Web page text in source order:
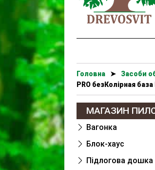
Головна ➤ Засоби
PRO безКолірная
МАГАЗИН
Вагонка
Блок-хаус
Підлогова дошка